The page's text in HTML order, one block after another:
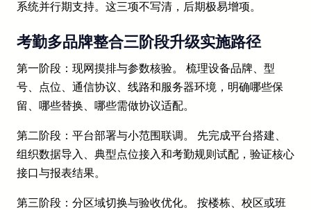
系统并行期支持。这三项不写清，后期极易增项。
考勤多品牌整合三阶段升级实施路径
第一阶段：现网摸排与参数核验。 梳理设备品牌、型
号、点位、通信协议、线路和服务器环境，明确哪些保
留、哪些替换、哪些需做协议适配。
第二阶段：平台部署与小范围联调。 先完成平台搭建、
组织数据导入、典型点位接入和考勤规则试配，验证核心
接口与报表结果。
第三阶段：分区域切换与验收优化。 按楼栋、校区或班